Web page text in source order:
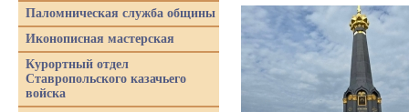
Паломническая служба общины
Иконописная мастерская
Курортный отдел
Ставропольского казачьего
войска